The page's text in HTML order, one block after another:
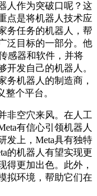
作为突破口呢？这
点是将机器人技术应
务任务的机器人，帮
泛目标的一部分。他
感器和软件，并将
开发自己的机器人。
务机器人的制造商，
个平台。
空穴来风。在人工
有信心引领机器人
发上，Meta具有独特
的机器人有望实现更
得更加出色。此外，
拟环境，帮助它们在